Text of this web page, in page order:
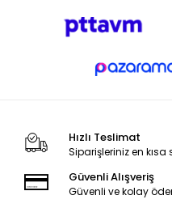
Hızlı Teslimat
Siparişleriniz en kısa
Güvenli Alışveriş
Güvenli ve kolay